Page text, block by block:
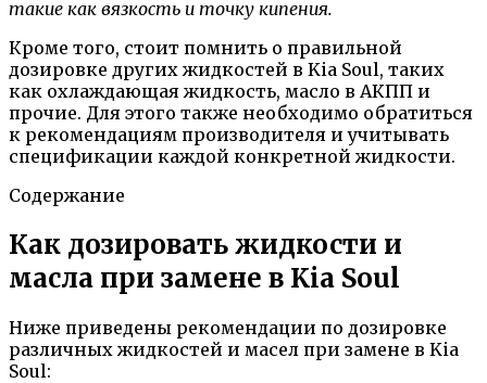
такие как вязкость и точку кипения.
Кроме того, стоит помнить о правильной
дозировке других жидкостей в Kia Soul, таких
как охлаждающая жидкость, масло в АКПП и
прочие. Для этого также необходимо обратиться
к рекомендациям производителя и учитывать
спецификации каждой конкретной жидкости.
Содержание
Как дозировать жидкости и
масла при замене в Kia Soul
Ниже приведены рекомендации по дозировке
различных жидкостей и масел при замене в Kia
Soul: